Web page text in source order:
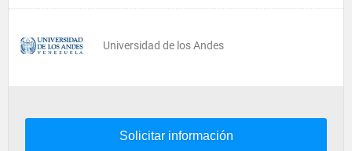
Universidad de los Andes
Solicitar información